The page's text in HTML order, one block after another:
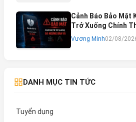
Cảnh Báo Bảo Mật
Trở Xuống Chính
Rủi Ro Mất Tài
Khắc Phục
Vương Minh02/08/
DANH MỤC TIN TỨC
Tuyển dụng